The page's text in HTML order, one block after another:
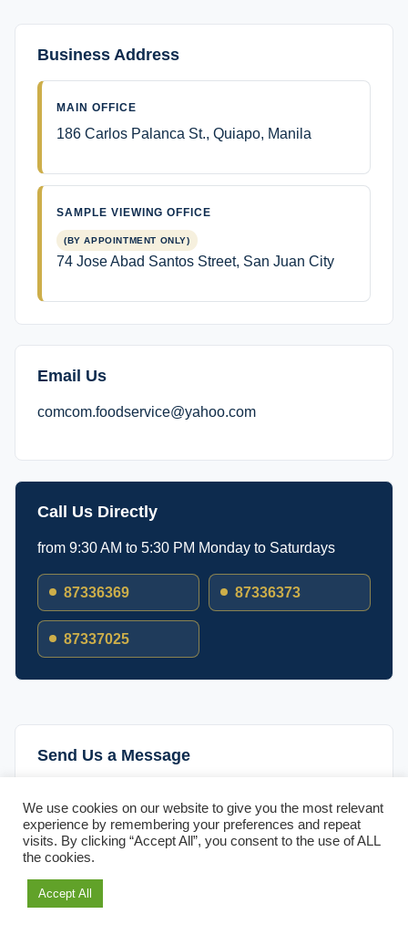
Business Address
MAIN OFFICE
186 Carlos Palanca St., Quiapo, Manila
SAMPLE VIEWING OFFICE
(BY APPOINTMENT ONLY)
74 Jose Abad Santos Street, San Juan City
Email Us
comcom.foodservice@yahoo.com
Call Us Directly
from 9:30 AM to 5:30 PM Monday to Saturdays
87336369 87336373
87337025
Send Us a Message
FULL NAME
EMAIL ADDRESS
We use cookies on our website to give you the most relevant
experience by remembering your preferences and repeat
visits. By clicking “Accept All”, you consent to the use of ALL
the cookies.
Accept All